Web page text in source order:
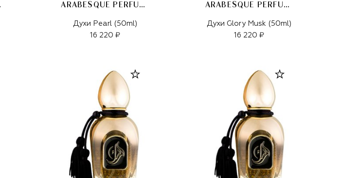
ARABESQUE PERFUMES
Духи Pearl (50ml)
16 220 ₽
ARABESQUE PERFUMES
Духи Glory Musk (50ml)
16 220 ₽